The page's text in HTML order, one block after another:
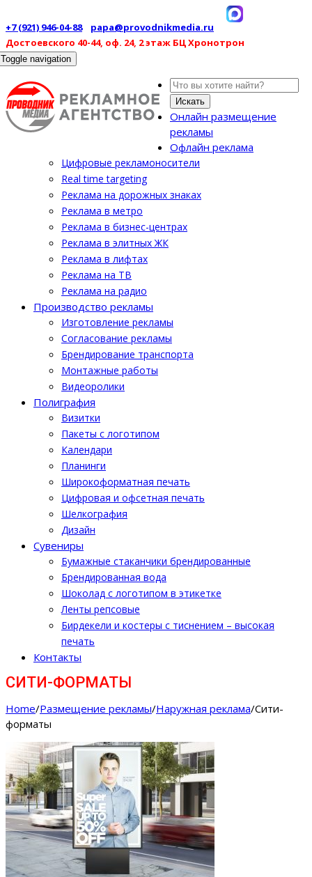
+7 (921) 946-04-88
papa@provodnikmedia.ru
Достоевского 40-44, оф. 24, 2 этаж БЦ Хронотрон
Toggle navigation
Искать
Онлайн размещение
рекламы
Офлайн реклама
Цифровые рекламоносители
Real time targeting
Реклама на дорожных знаках
Реклама в метро
Реклама в бизнес-центрах
Реклама в элитных ЖК
Реклама в лифтах
Реклама на ТВ
Реклама на радио
Производство рекламы
Изготовление рекламы
Cогласование рекламы
Брендирование транспорта
Монтажные работы
Видеоролики
Полиграфия
Визитки
Пакеты с логотипом
Календари
Планинги
Широкоформатная печать
Цифровая и офсетная печать
Шелкография
Дизайн
Cувениры
Бумажные стаканчики брендированные
Брендированная вода
Шоколад с логотипом в этикетке
Ленты репсовые
Бирдекели и костеры с тиснением – высокая
печать
Контакты
СИТИ-ФОРМАТЫ
Home/Размещение рекламы/Наружная реклама/Сити-
форматы